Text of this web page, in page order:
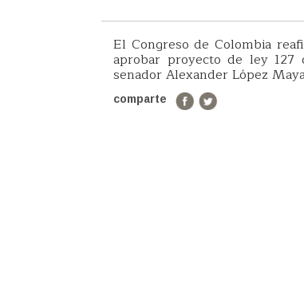
El Congreso de Colombia
aprobar proyecto de ley 127
senador Alexander López
comparte